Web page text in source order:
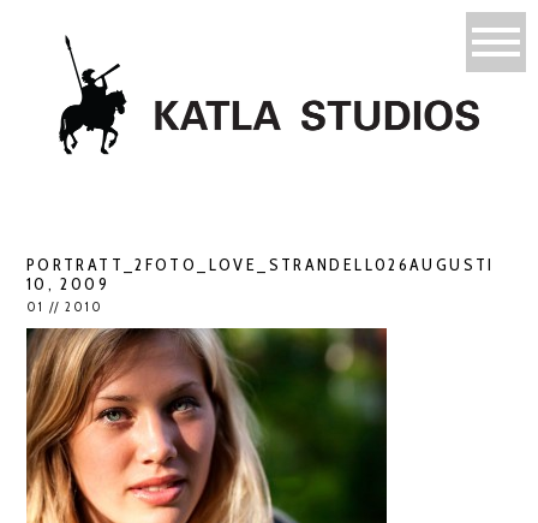
PORTRATT_2FOTO_LOVE_STRANDELL026AUGUSTI
10, 2009
01 // 2010